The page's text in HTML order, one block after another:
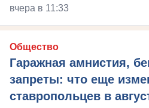
вчера в 11:33
Общество
Гаражная амнистия,
запреты: что еще
ставропольцев в